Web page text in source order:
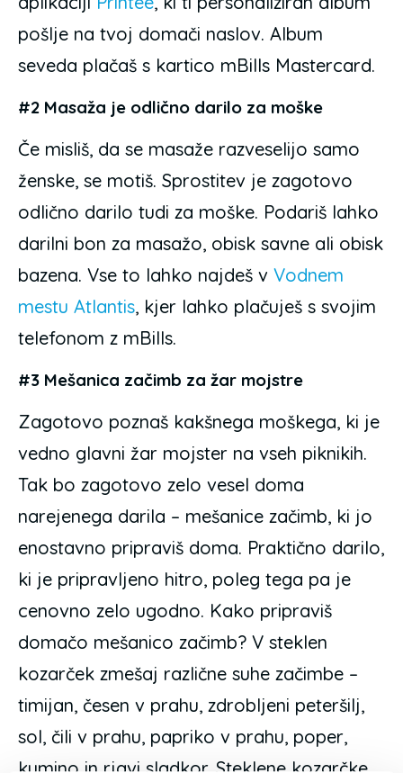
pošlje na tvoj domači naslov. Album
seveda plačaš s kartico mBills Mastercard.
#2 Masaža je odlično darilo za moške
Če misliš, da se masaže razveselijo samo
ženske, se motiš. Sprostitev je zagotovo
odlično darilo tudi za moške. Podariš lahko
darilni bon za masažo, obisk savne ali obisk
bazena. Vse to lahko najdeš v Vodnem
mestu Atlantis, kjer lahko plačuješ s svojim
telefonom z mBills.
#3 Mešanica začimb za žar mojstre
Zagotovo poznaš kakšnega moškega, ki je
vedno glavni žar mojster na vseh piknikih.
Tak bo zagotovo zelo vesel doma
narejenega darila – mešanice začimb, ki jo
enostavno pripraviš doma. Praktično darilo,
ki je pripravljeno hitro, poleg tega pa je
cenovno zelo ugodno. Kako pripraviš
domačo mešanico začimb? V steklen
kozarček zmešaj različne suhe začimbe –
timijan, česen v prahu, zdrobljeni peteršilj,
sol, čili v prahu, papriko v prahu, poper,
kumino in rjavi sladkor. Steklene kozarčke